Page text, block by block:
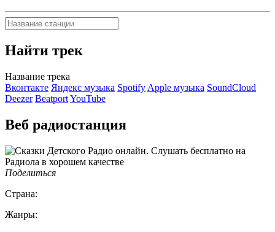
Найти трек
Название трека
Вконтакте Яндекс музыка Spotify Apple музыка SoundCloud
Deezer BeatportYouTube
Веб радиостанция
Поделиться
Страна:
Жанры: